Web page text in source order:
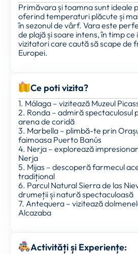
Primăvara și toamna sunt ideale
oferind temperaturi plăcute și
în sezonul de vârf. Vara este
de plajă și soare intens, în timp
vizitatori care caută să scape de
Europei.
Ce poti vizita?
1. Málaga – vizitează Muzeul
2. Ronda – admiră spectaculosul
arena de coridă
3. Marbella – plimbă-te prin
faimoasa Puerto Banús
4. Nerja – explorează
Nerja
5. Mijas – descoperă farmecul
tradițional
6. Parcul Natural Sierra de las
drumeții și natură spectaculoasă
7. Antequera – vizitează
Alcazaba
Activități și Experiențe: